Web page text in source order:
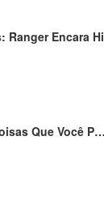
Ranger Encara
Que Você P…